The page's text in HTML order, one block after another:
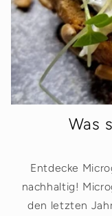
Was
Entdecke
nachhaltig!
den letzten